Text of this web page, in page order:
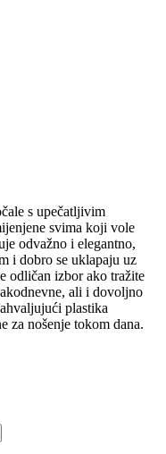
s upečatljivim
svima koji vole
odvažno i elegantno,
i dobro se uklapaju uz
odličan izbor ako tražite
ali i dovoljno
plastika
za nošenje tokom dana.